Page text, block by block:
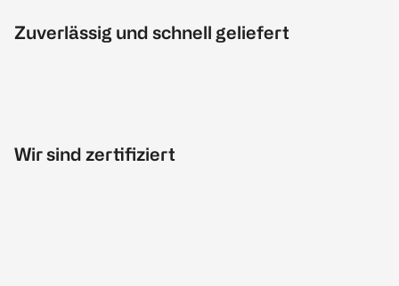
Zuverlässig und schnell geliefert
Wir sind zertifiziert